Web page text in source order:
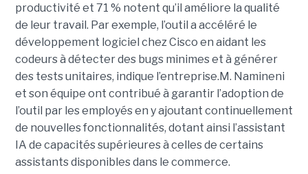
productivité et 71 % notent qu’il améliore la qualité
de leur travail. Par exemple, l’outil a accéléré le
développement logiciel chez Cisco en aidant les
codeurs à détecter des bugs minimes et à générer
des tests unitaires, indique l’entreprise.M. Namineni
et son équipe ont contribué à garantir l’adoption de
l’outil par les employés en y ajoutant continuellement
de nouvelles fonctionnalités, dotant ainsi l’assistant
IA de capacités supérieures à celles de certains
assistants disponibles dans le commerce.